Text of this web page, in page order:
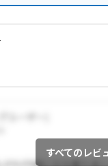
すべてのレビ